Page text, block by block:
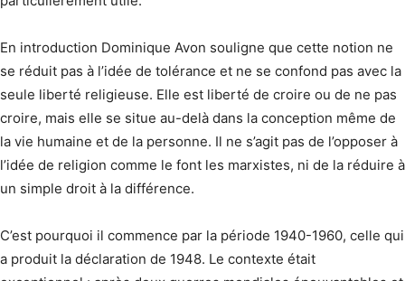
En introduction Dominique Avon souligne que cette notion ne
se réduit pas à l’idée de tolérance et ne se confond pas avec la
seule liberté religieuse. Elle est liberté de croire ou de ne pas
croire, mais elle se situe au-delà dans la conception même de
la vie humaine et de la personne. Il ne s’agit pas de l’opposer à
l’idée de religion comme le font les marxistes, ni de la réduire à
un simple droit à la différence.
C’est pourquoi il commence par la période 1940-1960, celle qui
a produit la déclaration de 1948. Le contexte était